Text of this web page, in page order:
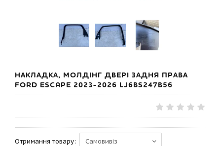
НАКЛАДКА, МОЛДІНГ ДВЕРІ ЗАДНЯ ПРАВА
FORD ESCAPE 2023-2026 LJ6BS247B56
Отримання товару: